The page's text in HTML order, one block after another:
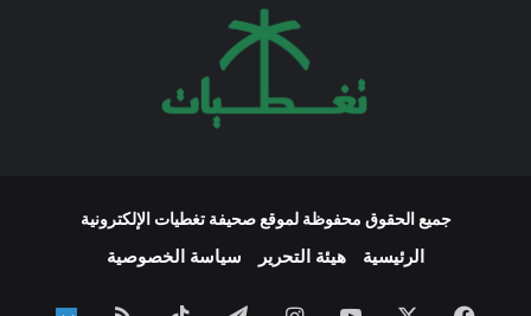
جميع الحقوق محفوظة لموقع صحيفة تغطيات الإلكترونية
الرئيسية هيئة التحرير سياسة الخصوصية